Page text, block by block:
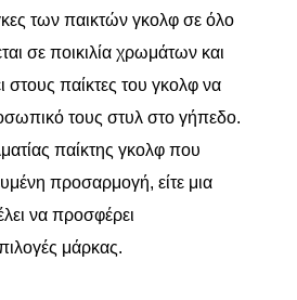
των παικτών γκολφ σε όλο
σε ποικιλία χρωμάτων και
στους παίκτες του γκολφ να
τους στυλ στο γήπεδο.
παίκτης γκολφ που
προσαρμογή, είτε μια
να προσφέρει
μάρκας.